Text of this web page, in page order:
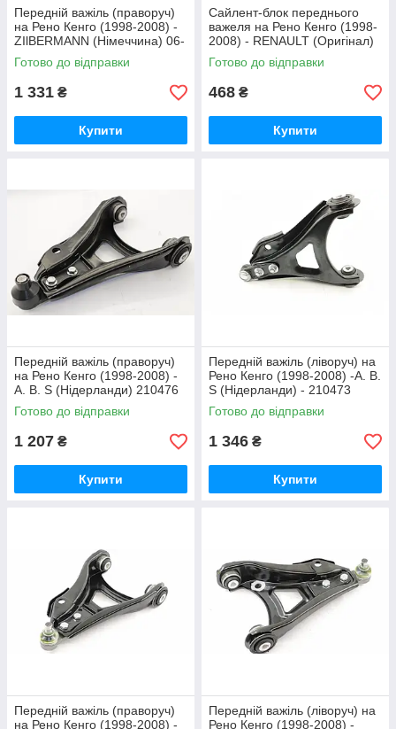
Передній важіль (праворуч)
на Рено Кенго (1998-2008) -
ZIlBERMANN (Німеччина) 06-
158
Готово до відправки
1 331 ₴
Купити
Сайлент-блок переднього
важеля на Рено Кенго (1998-
2008) - RENAULT (Оригінал)
8200711554
Готово до відправки
468 ₴
Купити
Передній важіль (праворуч)
на Рено Кенго (1998-2008) -
A. B. S (Нідерланди) 210476
Готово до відправки
1 207 ₴
Купити
Передній важіль (ліворуч) на
Рено Кенго (1998-2008) -A. B.
S (Нідерланди) - 210473
Готово до відправки
1 346 ₴
Купити
Передній важіль (праворуч)
на Рено Кенго (1998-2008) -
Передній важіль (ліворуч) на
Рено Кенго (1998-2008) -